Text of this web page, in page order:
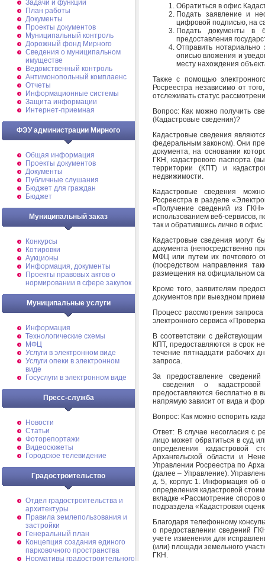
Задачи и функции
План работы
Документы
Проекты документов
Муниципальный контроль
Дорожный фонд Мирного
Cведения о муниципальном
имуществе
Ведомственный контроль
Антимонопольный комплаенс
Отчеты
Информационные системы
Защита информации
Интернет-приемная
ФЭУ администрации Мирного
Общая информация
Проекты документов
Документы
Публичные слушания
Бюджет для граждан
Бюджет
Муниципальный заказ
Конкурсы
Котировки
Аукционы
Информация, документы
Проекты правовых актов о
нормировании в сфере закупок
Муниципальные услуги
Информация
Технологические схемы
МФЦ
Услуги в электронном виде
Услуги опеки в электронном
виде
Госуслуги в электронном виде
Пресс-служба
Новости
Статьи
Фоторепортажи
Видеосюжеты
Городское телевидение
Градостроительство
Отдел градостроительства и
архитектуры
Правила землепользования и
застройки
Генеральный план
Концепция создания единого
парковочного пространства
Нормативы градостроительного
Обратиться в офис
Подать заявление и
цифровой подписью, на
Подать документы в
предоставления
Отправить
описью вложения и
месту нахождения
Также с помощью
Росреестра независимо от
отслеживать статус
Вопрос: Как можно получить
(Кадастровые сведения)?
Кадастровые сведения
федеральным законом). Они
документа, на основании
ГКН, кадастрового паспорта
территории (КПТ) и
недвижимости.
Кадастровые сведения
Росреестра в разделе
«Получение сведений из
использованием веб-сервисов,
так и обратившись лично в
Кадастровые сведения могут
документа (непосредственно
МФЦ или путем их почтового
(посредством направления
размещения на официальном
Кроме того, заявителям
документов при выездном
Процесс рассмотрения
электронного сервиса
В соответствии с
КПТ, предоставляются в срок
течение пятнадцати рабочих
запроса.
За предоставление
сведения о кадастровой
предоставляются бесплатно в
напрямую зависит от вида и
Вопрос: Как можно оспорить
Ответ: В случае несогласия с
лицо может обратиться в суд
определения кадастровой
Архангельской области и
Управлении Росреестра по
(далее – Управление).
д. 5, корпус 1. Информация об
определения кадастровой
вкладке «Рассмотрение споров
подраздела «Кадастровая
Благодаря телефонному
о предоставлении сведений
учете изменения для
(или) площади земельного
ГКН.